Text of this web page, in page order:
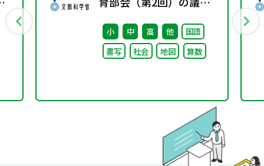
録
小 中 高 他
国語
書写
社会 地図 算数